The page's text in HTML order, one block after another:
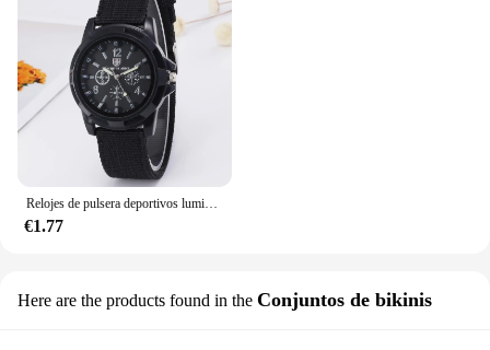
Relojes de pulsera deportivos luminosos resistentes a los golpes para hombre, reloj verde para hombre, banda de nailon Simple, relojes de pulsera de cuarzo para hombre, reloj Masculino
€1.77
Here are the products found in the Conjuntos de bikinis